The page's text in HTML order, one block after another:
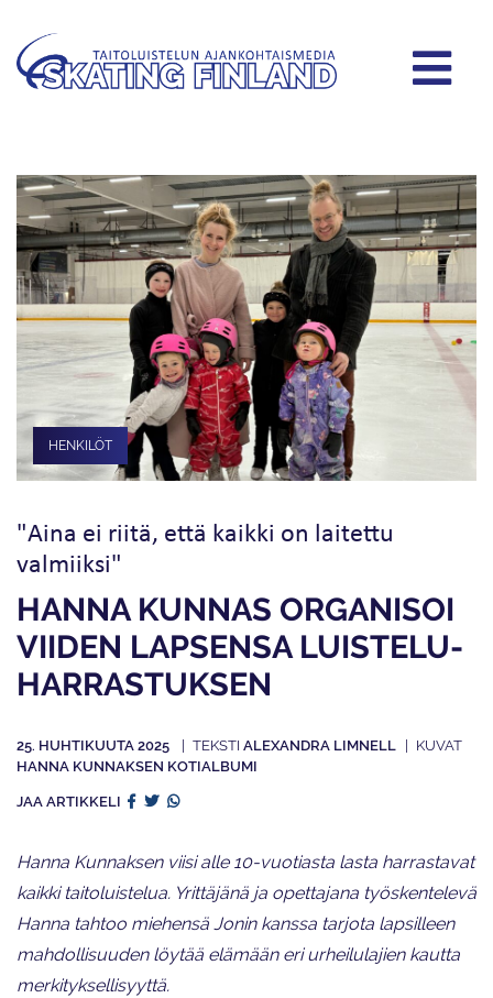
HENKILÖT
"Aina ei riitä, että kaikki on laitettu
valmiiksi"
HANNA KUNNAS ORGANISOI
VIIDEN LAPSENSA LUISTELU­
HARRASTUKSEN
25. HUHTIKUUTA 2025
ALEXANDRA LIMNELL
HANNA KUNNAKSEN KOTIALBUMI
JAA ARTIKKELI
Hanna Kunnaksen viisi alle 10-vuotiasta lasta harrastavat
kaikki taitoluistelua. Yrittäjänä ja opettajana työskentelevä
Hanna tahtoo miehensä Jonin kanssa tarjota lapsilleen
mahdollisuuden löytää elämään eri urheilulajien kautta
merkityksellisyyttä.